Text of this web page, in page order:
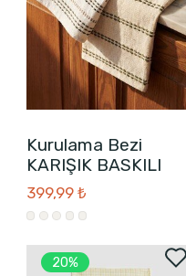
Kurulama Bezi
KARIŞIK BASKILI
399,99 ₺
20%